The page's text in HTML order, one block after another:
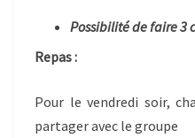
Possibilité de faire 3
Repas :
Pour le vendredi soir,
partager avec le groupe